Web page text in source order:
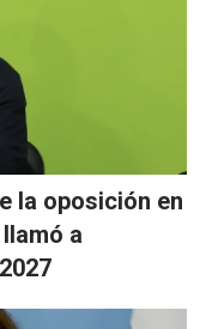
la oposición en
a